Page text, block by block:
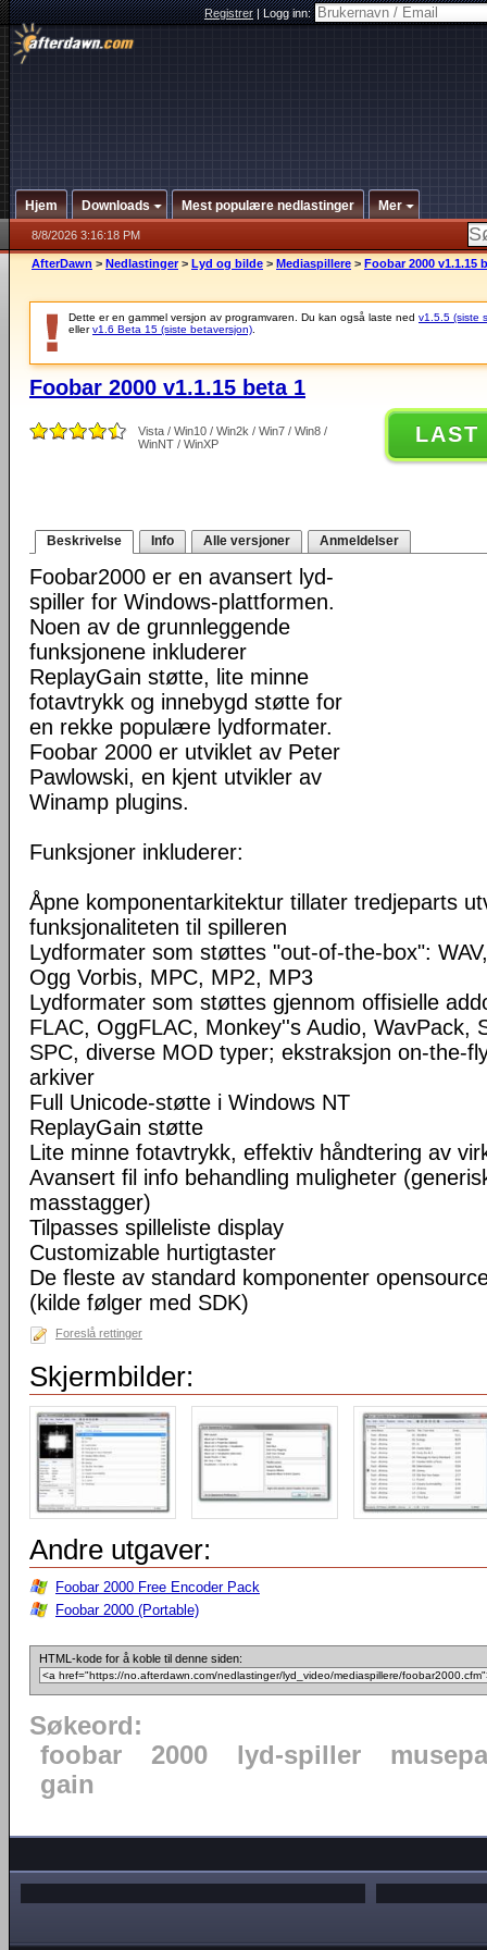
Registrer|Logg inn:
Hjem Downloads Mest populære nedlastinger Mer
8/8/2026 3:16:18 PM
AfterDawn > Nedlastinger > Lyd og bilde > Mediaspillere > Foobar 2000 v1.1.15
Dette er en gammel versjon av programvaren. Du kan også laste ned v1.5.5 (siste
ellerv1.6 Beta 15 (siste betaversjon)
Foobar 2000 v1.1.15 beta 1
Vista / Win10 / Win2k / Win7 / Win8 /
WinNT / WinXP
LAST
Beskrivelse Info Alle versjoner Anmeldelser
Foobar2000 er en avansert lyd-
spiller for Windows-plattformen.
Noen av de grunnleggende
funksjonene inkluderer
ReplayGain støtte, lite minne
fotavtrykk og innebygd støtte for
en rekke populære lydformater.
Foobar 2000 er utviklet av Peter
Pawlowski, en kjent utvikler av
Winamp plugins.
Funksjoner inkluderer:
Åpne komponentarkitektur tillater tredjeparts
funksjonaliteten til spilleren
Lydformater som støttes "out-of-the-box":
Ogg Vorbis, MPC, MP2, MP3
Lydformater som støttes gjennom offisielle
FLAC, OggFLAC, Monkey''s Audio, WavPack,
SPC, diverse MOD typer; ekstraksjon on-the-
arkiver
Full Unicode-støtte i Windows NT
ReplayGain støtte
Lite minne fotavtrykk, effektiv håndtering av
Avansert fil info behandling muligheter
masstagger)
Tilpasses spilleliste display
Customizable hurtigtaster
De fleste av standard komponenter
(kilde følger med SDK)
Foreslå rettinger
Skjermbilder:
Andre utgaver:
Foobar 2000 Free Encoder Pack
Foobar 2000 (Portable)
HTML-kode for å koble til denne siden:
Søkeord:
foobar
2000 lyd-spiller
gain